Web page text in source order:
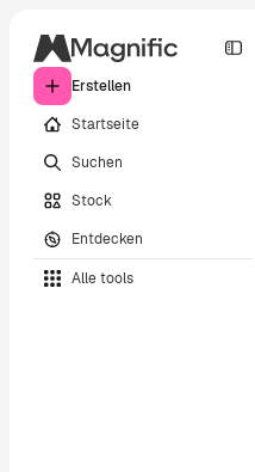
Erstellen
Startseite
Suchen
Stock
Entdecken
Alle tools